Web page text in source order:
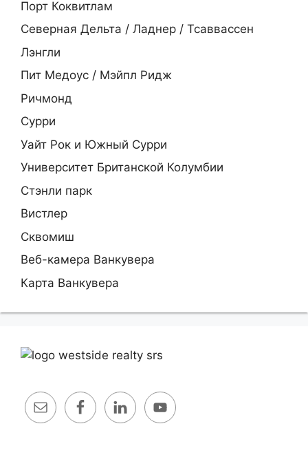
Порт Коквитлам
Северная Дельта / Ладнер / Тсаввассен
Лэнгли
Пит Медоус / Мэйпл Ридж
Ричмонд
Сурри
Уайт Рок и Южный Сурри
Университет Британской Колумбии
Стэнли парк
Вистлер
Сквомиш
Веб-камера Ванкувера
Карта Ванкувера